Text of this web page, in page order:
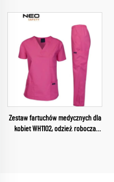
mężczyzn, wielokrotnego użytku,
strój lekarza, biały kitel z
mieszanki bawełny i poliestru
Zestaw fartuchów medycznych dla
kobiet WH1102, odzież robocza